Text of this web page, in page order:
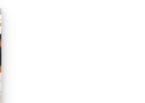
2026/01/07會考誓師活